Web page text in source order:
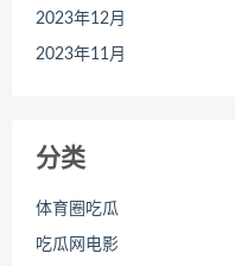
2023年12月
2023年11月
分类
体育圈吃瓜
吃瓜网电影